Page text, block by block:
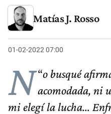
Matías J. Rosso
01-02-2022 07:00
“
N o busqué
acomodada, ni
mi elegí la lucha…